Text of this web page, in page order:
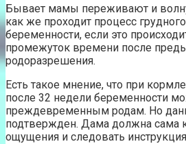
Бывает мамы переживают и
как же проходит процесс
беременности, если это
промежуток времени после
родоразрешения.
Есть такое мнение, что при
после 32 недели беременности
преждевременным родам. Но
подтвержден. Дама должна сама
ощущения и следовать